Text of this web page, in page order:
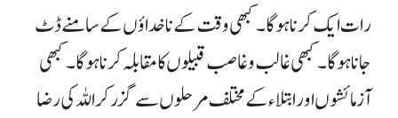
رات ایک کرنا ہو گا۔ کبھی وقت کے ناخداؤں کے سامنے ڈٹ
جانا ہو گا۔ کبھی غالب و غاصب قبیلوں کا مقابلہ کرنا ہو گا۔ کبھی
آزمائشوں اور ابتلاء کے مختلف مرحلوں سے گزر کر اللہ کی رضا